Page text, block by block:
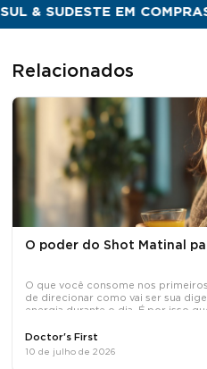
SUDESTE EM COMPRAS
Relacionados
O poder do Shot Matinal
O que você consome nos
de direcionar como vai ser sua
energia durante o dia. É por isso
Doctor's First
10 de julho de 2026